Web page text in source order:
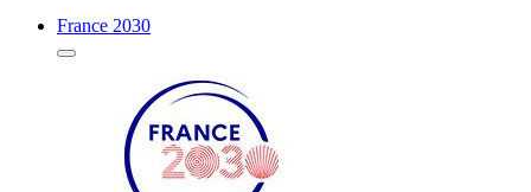
France 2030